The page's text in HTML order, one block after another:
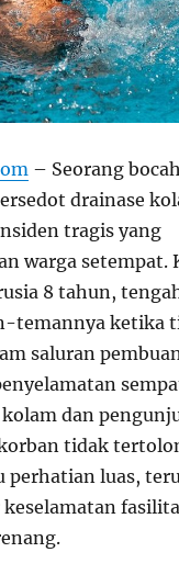
– Seorang
drainase
tragis yang
warga setempat.
8 tahun,
temannya ketika
saluran
dan
tidak
perhatian luas,